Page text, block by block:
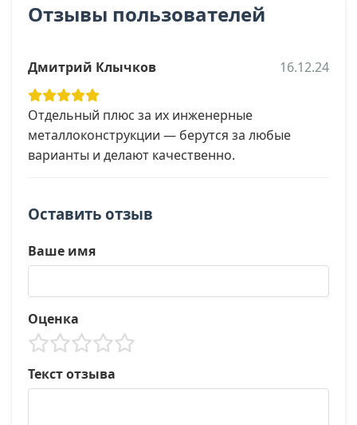
Отзывы пользователей
Дмитрий Клычков 16.12.24
Отдельный плюс за их инженерные
металлоконструкции — берутся за любые
варианты и делают качественно.
Оставить отзыв
Ваше имя
Оценка
Текст отзыва